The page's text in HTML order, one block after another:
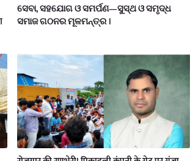
ସେବା, ସହଯୋଗ ଓ ସମର୍ପଣ—ସୁସ୍ଥ ଓ ସମୃଦ୍ଧ
ସମାଜ ଗଠନର ମୂଳମନ୍ତ୍ର ।